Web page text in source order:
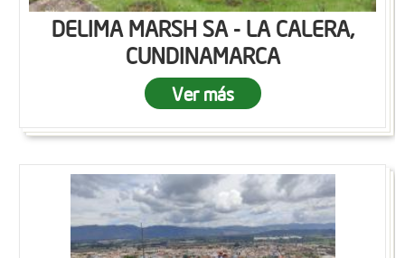
DELIMA MARSH SA - LA CALERA,
CUNDINAMARCA
Ver más